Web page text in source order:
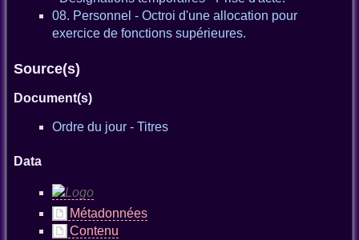
08. Personnel - Octroi d'une allocation pour
exercice de fonctions supérieures.
Source(s)
Document(s)
Ordre du jour - Titres
Data
Métadonnées
Contenu